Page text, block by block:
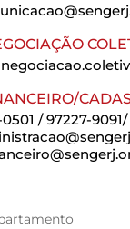
0501 / 97227-